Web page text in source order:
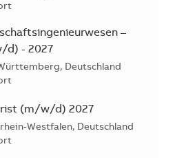
–
d) - 2027
Deutschland
(m/w/d) 2027
Westfalen, Deutschland